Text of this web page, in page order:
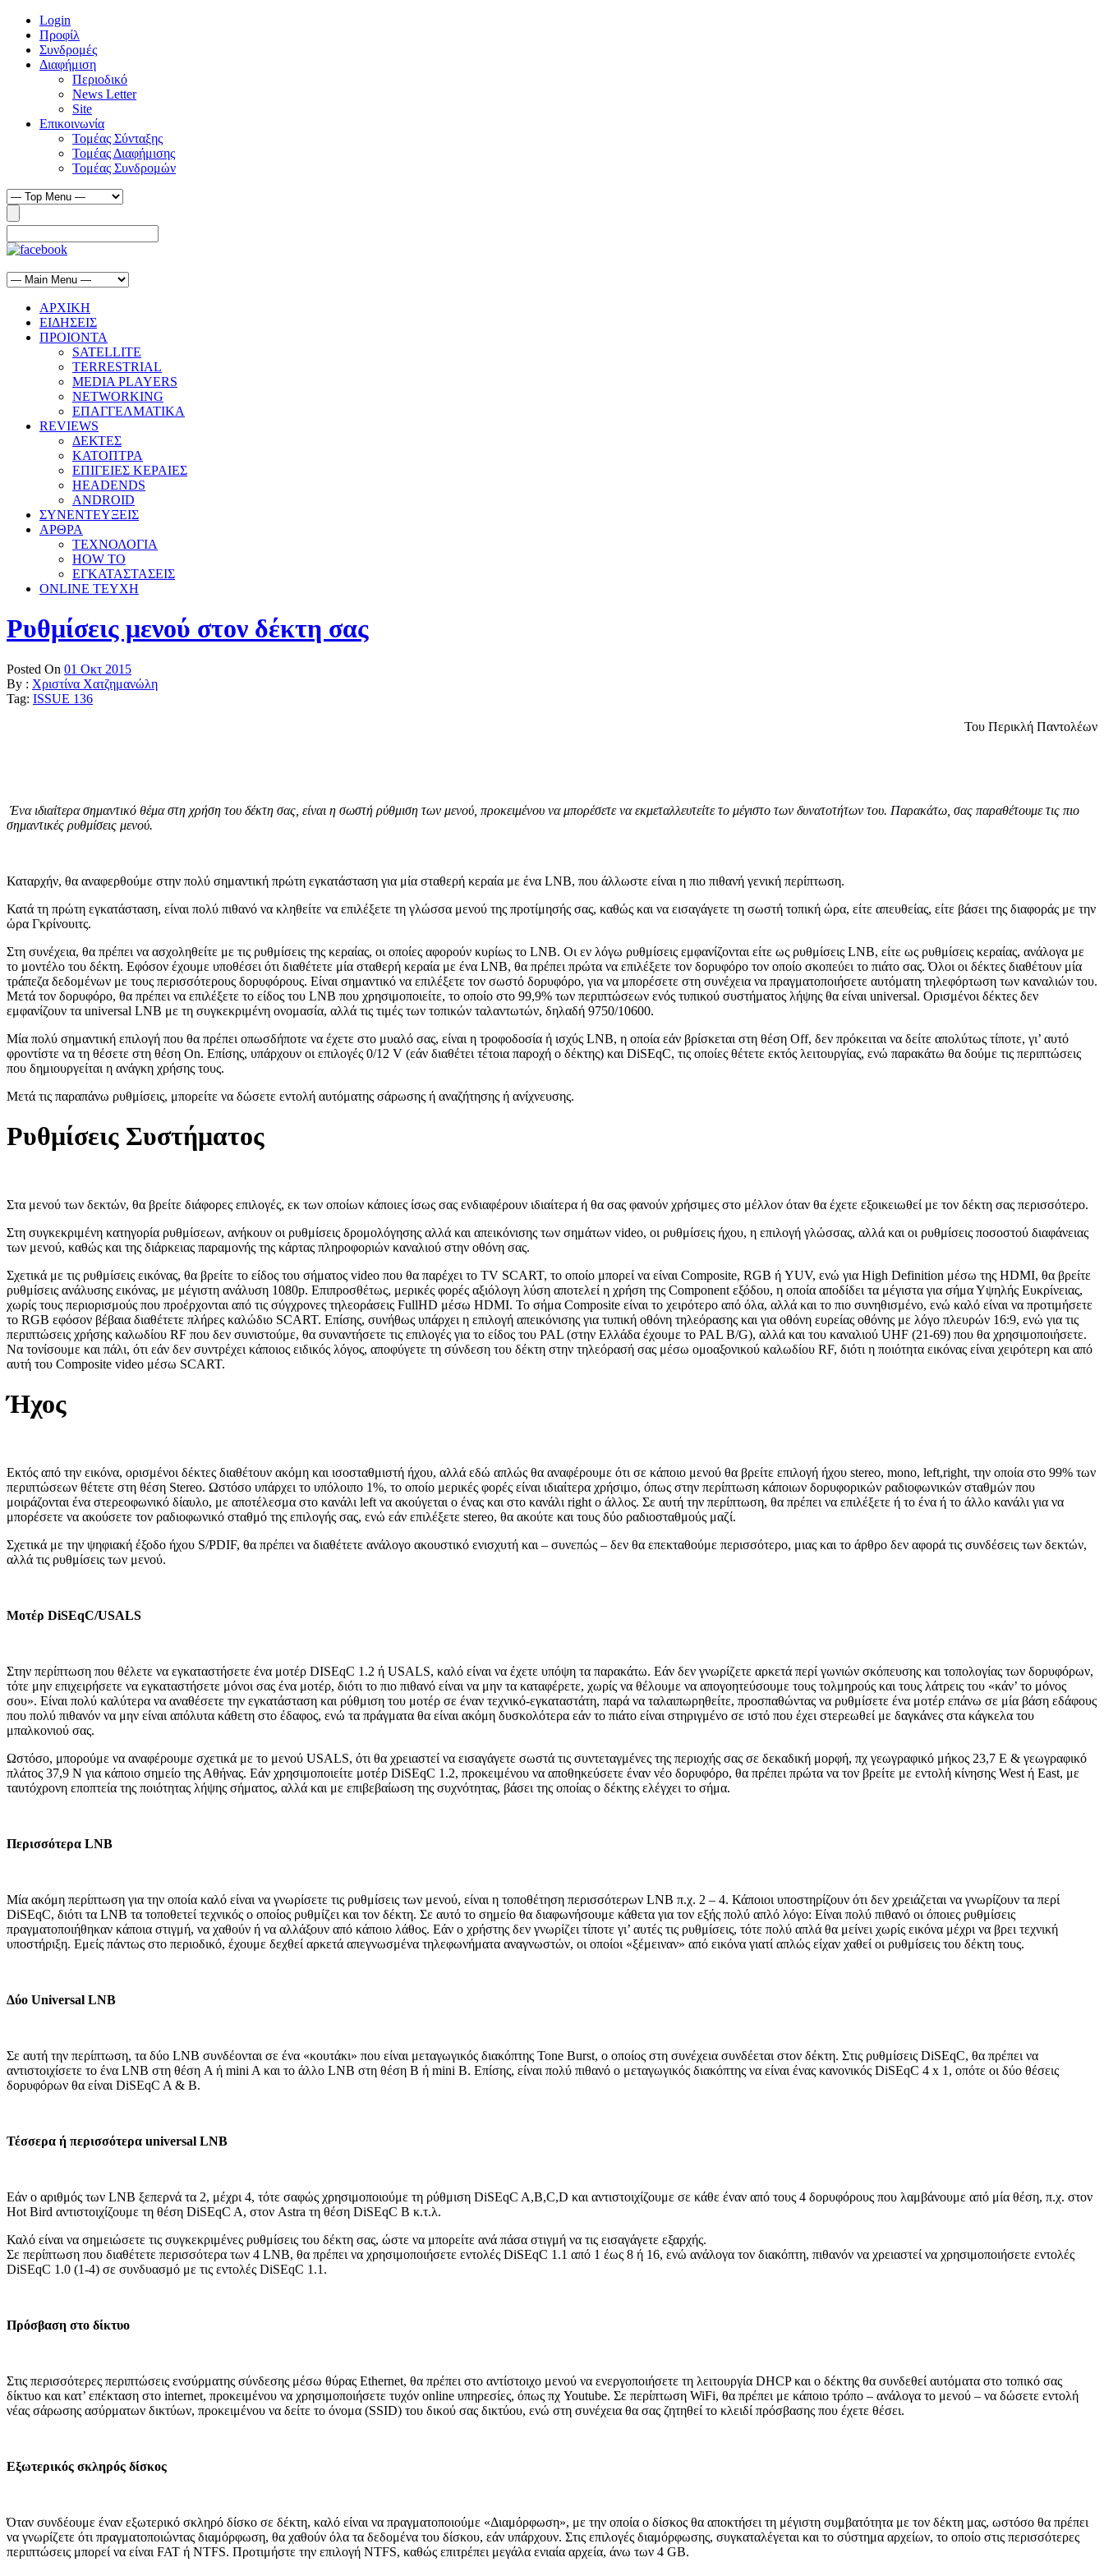
Login
Προφίλ
Συνδρομές
Διαφήμιση
Περιοδικό
News Letter
Site
Επικοινωνία
Τομέας Σύνταξης
Τομέας Διαφήμισης
Τομέας Συνδρομών
ΑΡΧΙΚΗ
ΕΙΔΗΣΕΙΣ
ΠΡΟΙΟΝΤΑ
SATELLITE
TERRESTRIAL
MEDIA PLAYERS
NETWORKING
ΕΠΑΓΓΕΛΜΑΤΙΚΑ
REVIEWS
ΔΕΚΤΕΣ
ΚΑΤΟΠΤΡΑ
ΕΠΙΓΕΙΕΣ ΚΕΡΑΙΕΣ
HEADENDS
ANDROID
ΣΥΝΕΝΤΕΥΞΕΙΣ
ΑΡΘΡΑ
ΤΕΧΝΟΛΟΓΙΑ
HOW TO
ΕΓΚΑΤΑΣΤΑΣΕΙΣ
ONLINE TEYXH
Ρυθμίσεις μενού στον δέκτη σας
Posted On 01 Οκτ 2015
By : Χριστίνα Χατζημανώλη
Tag: ISSUE 136
Του Περικλή Παντολέων
Ένα ιδιαίτερα σημαντικό θέμα στη χρήση του δέκτη σας, είναι η σωστή ρύθμιση των μενού, προκειμένου να μπορέσετε να εκμεταλλευτείτε το μέγιστο των δυνατοτήτων του. Παρακάτω, σας παραθέτουμε τις πιο
σημαντικές ρυθμίσεις μενού.
Καταρχήν, θα αναφερθούμε στην πολύ σημαντική πρώτη εγκατάσταση για μία σταθερή κεραία με ένα LNB, που άλλωστε είναι η πιο πιθανή γενική περίπτωση.
Κατά τη πρώτη εγκατάσταση, είναι πολύ πιθανό να κληθείτε να επιλέξετε τη γλώσσα μενού της προτίμησής σας, καθώς και να εισαγάγετε τη σωστή τοπική ώρα, είτε απευθείας, είτε βάσει της διαφοράς με την
ώρα Γκρίνουιτς.
Στη συνέχεια, θα πρέπει να ασχοληθείτε με τις ρυθμίσεις της κεραίας, οι οποίες αφορούν κυρίως το LNB. Οι εν λόγω ρυθμίσεις εμφανίζονται είτε ως ρυθμίσεις LNB, είτε ως ρυθμίσεις κεραίας, ανάλογα με
το μοντέλο του δέκτη. Εφόσον έχουμε υποθέσει ότι διαθέτετε μία σταθερή κεραία με ένα LNB, θα πρέπει πρώτα να επιλέξετε τον δορυφόρο τον οποίο σκοπεύει το πιάτο σας. Όλοι οι δέκτες διαθέτουν μία
τράπεζα δεδομένων με τους περισσότερους δορυφόρους. Είναι σημαντικό να επιλέξετε τον σωστό δορυφόρο, για να μπορέσετε στη συνέχεια να πραγματοποιήσετε αυτόματη τηλεφόρτωση των καναλιών του.
Μετά τον δορυφόρο, θα πρέπει να επιλέξετε το είδος του LNB που χρησιμοποιείτε, το οποίο στο 99,9% των περιπτώσεων ενός τυπικού συστήματος λήψης θα είναι universal. Ορισμένοι δέκτες δεν
εμφανίζουν τα universal LNB με τη συγκεκριμένη ονομασία, αλλά τις τιμές των τοπικών ταλαντωτών, δηλαδή 9750/10600.
Μία πολύ σημαντική επιλογή που θα πρέπει οπωσδήποτε να έχετε στο μυαλό σας, είναι η τροφοδοσία ή ισχύς LNB, η οποία εάν βρίσκεται στη θέση Off, δεν πρόκειται να δείτε απολύτως τίποτε, γι’ αυτό
φροντίστε να τη θέσετε στη θέση On. Επίσης, υπάρχουν οι επιλογές 0/12 V (εάν διαθέτει τέτοια παροχή ο δέκτης) και DiSEqC, τις οποίες θέτετε εκτός λειτουργίας, ενώ παρακάτω θα δούμε τις περιπτώσεις
που δημιουργείται η ανάγκη χρήσης τους.
Μετά τις παραπάνω ρυθμίσεις, μπορείτε να δώσετε εντολή αυτόματης σάρωσης ή αναζήτησης ή ανίχνευσης.
Ρυθμίσεις Συστήματος
Στα μενού των δεκτών, θα βρείτε διάφορες επιλογές, εκ των οποίων κάποιες ίσως σας ενδιαφέρουν ιδιαίτερα ή θα σας φανούν χρήσιμες στο μέλλον όταν θα έχετε εξοικειωθεί με τον δέκτη σας περισσότερο.
Στη συγκεκριμένη κατηγορία ρυθμίσεων, ανήκουν οι ρυθμίσεις δρομολόγησης αλλά και απεικόνισης των σημάτων video, οι ρυθμίσεις ήχου, η επιλογή γλώσσας, αλλά και οι ρυθμίσεις ποσοστού διαφάνειας
των μενού, καθώς και της διάρκειας παραμονής της κάρτας πληροφοριών καναλιού στην οθόνη σας.
Σχετικά με τις ρυθμίσεις εικόνας, θα βρείτε το είδος του σήματος video που θα παρέχει το TV SCART, το οποίο μπορεί να είναι Composite, RGB ή YUV, ενώ για High Definition μέσω της HDMI, θα βρείτε
ρυθμίσεις ανάλυσης εικόνας, με μέγιστη ανάλυση 1080p. Επιπροσθέτως, μερικές φορές αξιόλογη λύση αποτελεί η χρήση της Component εξόδου, η οποία αποδίδει τα μέγιστα για σήμα Υψηλής Ευκρίνειας,
χωρίς τους περιορισμούς που προέρχονται από τις σύγχρονες τηλεοράσεις FullHD μέσω HDMI. Το σήμα Composite είναι το χειρότερο από όλα, αλλά και το πιο συνηθισμένο, ενώ καλό είναι να προτιμήσετε
το RGB εφόσον βέβαια διαθέτετε πλήρες καλώδιο SCART. Επίσης, συνήθως υπάρχει η επιλογή απεικόνισης για τυπική οθόνη τηλεόρασης και για οθόνη ευρείας οθόνης με λόγο πλευρών 16:9, ενώ για τις
περιπτώσεις χρήσης καλωδίου RF που δεν συνιστούμε, θα συναντήσετε τις επιλογές για το είδος του PAL (στην Ελλάδα έχουμε το PAL B/G), αλλά και του καναλιού UHF (21-69) που θα χρησιμοποιήσετε.
Να τονίσουμε και πάλι, ότι εάν δεν συντρέχει κάποιος ειδικός λόγος, αποφύγετε τη σύνδεση του δέκτη στην τηλεόρασή σας μέσω ομοαξονικού καλωδίου RF, διότι η ποιότητα εικόνας είναι χειρότερη και από
αυτή του Composite video μέσω SCART.
Ήχος
Εκτός από την εικόνα, ορισμένοι δέκτες διαθέτουν ακόμη και ισοσταθμιστή ήχου, αλλά εδώ απλώς θα αναφέρουμε ότι σε κάποιο μενού θα βρείτε επιλογή ήχου stereo, mono, left,right, την οποία στο 99% των
περιπτώσεων θέτετε στη θέση Stereo. Ωστόσο υπάρχει το υπόλοιπο 1%, το οποίο μερικές φορές είναι ιδιαίτερα χρήσιμο, όπως στην περίπτωση κάποιων δορυφορικών ραδιοφωνικών σταθμών που
μοιράζονται ένα στερεοφωνικό δίαυλο, με αποτέλεσμα στο κανάλι left να ακούγεται ο ένας και στο κανάλι right ο άλλος. Σε αυτή την περίπτωση, θα πρέπει να επιλέξετε ή το ένα ή το άλλο κανάλι για να
μπορέσετε να ακούσετε τον ραδιοφωνικό σταθμό της επιλογής σας, ενώ εάν επιλέξετε stereo, θα ακούτε και τους δύο ραδιοσταθμούς μαζί.
Σχετικά με την ψηφιακή έξοδο ήχου S/PDIF, θα πρέπει να διαθέτετε ανάλογο ακουστικό ενισχυτή και – συνεπώς – δεν θα επεκταθούμε περισσότερο, μιας και το άρθρο δεν αφορά τις συνδέσεις των δεκτών,
αλλά τις ρυθμίσεις των μενού.
Μοτέρ DiSEqC/USALS
Στην περίπτωση που θέλετε να εγκαταστήσετε ένα μοτέρ DISEqC 1.2 ή USALS, καλό είναι να έχετε υπόψη τα παρακάτω. Εάν δεν γνωρίζετε αρκετά περί γωνιών σκόπευσης και τοπολογίας των δορυφόρων,
τότε μην επιχειρήσετε να εγκαταστήσετε μόνοι σας ένα μοτέρ, διότι το πιο πιθανό είναι να μην τα καταφέρετε, χωρίς να θέλουμε να απογοητεύσουμε τους τολμηρούς και τους λάτρεις του «κάν’ το μόνος
σου». Είναι πολύ καλύτερα να αναθέσετε την εγκατάσταση και ρύθμιση του μοτέρ σε έναν τεχνικό-εγκαταστάτη, παρά να ταλαιπωρηθείτε, προσπαθώντας να ρυθμίσετε ένα μοτέρ επάνω σε μία βάση εδάφους
που πολύ πιθανόν να μην είναι απόλυτα κάθετη στο έδαφος, ενώ τα πράγματα θα είναι ακόμη δυσκολότερα εάν το πιάτο είναι στηριγμένο σε ιστό που έχει στερεωθεί με δαγκάνες στα κάγκελα του
μπαλκονιού σας.
Ωστόσο, μπορούμε να αναφέρουμε σχετικά με το μενού USALS, ότι θα χρειαστεί να εισαγάγετε σωστά τις συντεταγμένες της περιοχής σας σε δεκαδική μορφή, πχ γεωγραφικό μήκος 23,7 Ε & γεωγραφικό
πλάτος 37,9 Ν για κάποιο σημείο της Αθήνας. Εάν χρησιμοποιείτε μοτέρ DiSEqC 1.2, προκειμένου να αποθηκεύσετε έναν νέο δορυφόρο, θα πρέπει πρώτα να τον βρείτε με εντολή κίνησης West ή East, με
ταυτόχρονη εποπτεία της ποιότητας λήψης σήματος, αλλά και με επιβεβαίωση της συχνότητας, βάσει της οποίας ο δέκτης ελέγχει το σήμα.
Περισσότερα LNB
Μία ακόμη περίπτωση για την οποία καλό είναι να γνωρίσετε τις ρυθμίσεις των μενού, είναι η τοποθέτηση περισσότερων LNB π.χ. 2 – 4. Κάποιοι υποστηρίζουν ότι δεν χρειάζεται να γνωρίζουν τα περί
DiSEqC, διότι τα LNB τα τοποθετεί τεχνικός ο οποίος ρυθμίζει και τον δέκτη. Σε αυτό το σημείο θα διαφωνήσουμε κάθετα για τον εξής πολύ απλό λόγο: Είναι πολύ πιθανό οι όποιες ρυθμίσεις
πραγματοποιήθηκαν κάποια στιγμή, να χαθούν ή να αλλάξουν από κάποιο λάθος. Εάν ο χρήστης δεν γνωρίζει τίποτε γι’ αυτές τις ρυθμίσεις, τότε πολύ απλά θα μείνει χωρίς εικόνα μέχρι να βρει τεχνική
υποστήριξη. Εμείς πάντως στο περιοδικό, έχουμε δεχθεί αρκετά απεγνωσμένα τηλεφωνήματα αναγνωστών, οι οποίοι «ξέμειναν» από εικόνα γιατί απλώς είχαν χαθεί οι ρυθμίσεις του δέκτη τους.
Δύο Universal LNB
Σε αυτή την περίπτωση, τα δύο LNB συνδέονται σε ένα «κουτάκι» που είναι μεταγωγικός διακόπτης Tone Burst, ο οποίος στη συνέχεια συνδέεται στον δέκτη. Στις ρυθμίσεις DiSEqC, θα πρέπει να
αντιστοιχίσετε το ένα LNB στη θέση A ή mini A και το άλλο LNB στη θέση Β ή mini B. Επίσης, είναι πολύ πιθανό ο μεταγωγικός διακόπτης να είναι ένας κανονικός DiSEqC 4 x 1, οπότε οι δύο θέσεις
δορυφόρων θα είναι DiSEqC A & B.
Τέσσερα ή περισσότερα universal LNB
Εάν ο αριθμός των LNB ξεπερνά τα 2, μέχρι 4, τότε σαφώς χρησιμοποιούμε τη ρύθμιση DiSEqC A,B,C,D και αντιστοιχίζουμε σε κάθε έναν από τους 4 δορυφόρους που λαμβάνουμε από μία θέση, π.χ. στον
Hot Bird αντιστοιχίζουμε τη θέση DiSEqC A, στον Astra τη θέση DiSEqC B κ.τ.λ.
Καλό είναι να σημειώσετε τις συγκεκριμένες ρυθμίσεις του δέκτη σας, ώστε να μπορείτε ανά πάσα στιγμή να τις εισαγάγετε εξαρχής.
Σε περίπτωση που διαθέτετε περισσότερα των 4 LNB, θα πρέπει να χρησιμοποιήσετε εντολές DiSEqC 1.1 από 1 έως 8 ή 16, ενώ ανάλογα τον διακόπτη, πιθανόν να χρειαστεί να χρησιμοποιήσετε εντολές
DiSEqC 1.0 (1-4) σε συνδυασμό με τις εντολές DiSEqC 1.1.
Πρόσβαση στο δίκτυο
Στις περισσότερες περιπτώσεις ενσύρματης σύνδεσης μέσω θύρας Ethernet, θα πρέπει στο αντίστοιχο μενού να ενεργοποιήσετε τη λειτουργία DHCP και ο δέκτης θα συνδεθεί αυτόματα στο τοπικό σας
δίκτυο και κατ’ επέκταση στο internet, προκειμένου να χρησιμοποιήσετε τυχόν online υπηρεσίες, όπως πχ Youtube. Σε περίπτωση WiFi, θα πρέπει με κάποιο τρόπο – ανάλογα το μενού – να δώσετε εντολή
νέας σάρωσης ασύρματων δικτύων, προκειμένου να δείτε το όνομα (SSID) του δικού σας δικτύου, ενώ στη συνέχεια θα σας ζητηθεί το κλειδί πρόσβασης που έχετε θέσει.
Εξωτερικός σκληρός δίσκος
Όταν συνδέουμε έναν εξωτερικό σκληρό δίσκο σε δέκτη, καλό είναι να πραγματοποιούμε «Διαμόρφωση», με την οποία ο δίσκος θα αποκτήσει τη μέγιστη συμβατότητα με τον δέκτη μας, ωστόσο θα πρέπει
να γνωρίζετε ότι πραγματοποιώντας διαμόρφωση, θα χαθούν όλα τα δεδομένα του δίσκου, εάν υπάρχουν. Στις επιλογές διαμόρφωσης, συγκαταλέγεται και το σύστημα αρχείων, το οποίο στις περισσότερες
περιπτώσεις μπορεί να είναι FAT ή NTFS. Προτιμήστε την επιλογή NTFS, καθώς επιτρέπει μεγάλα ενιαία αρχεία, άνω των 4 GB.